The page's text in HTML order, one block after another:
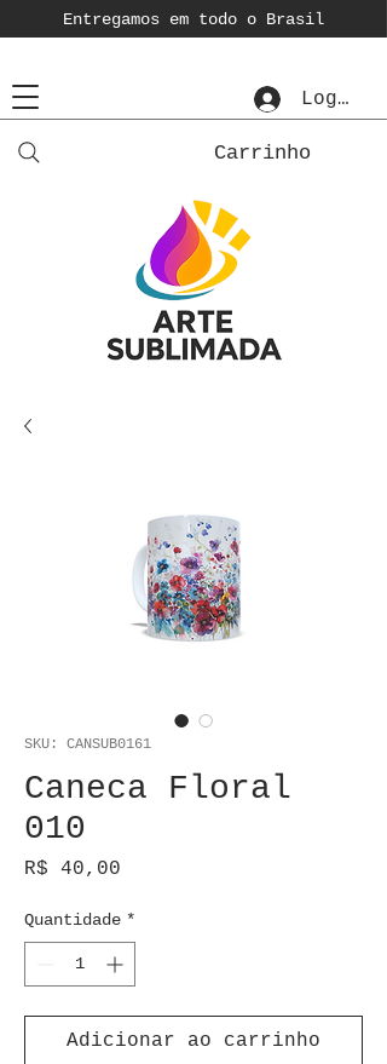
Entregamos em todo o Brasil
Login
Carrinho
SKU: CANSUB0161
Caneca Floral
010
R$ 40,00
Quantidade *
Adicionar ao carrinho